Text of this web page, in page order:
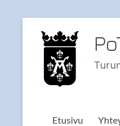
content
Etusivu